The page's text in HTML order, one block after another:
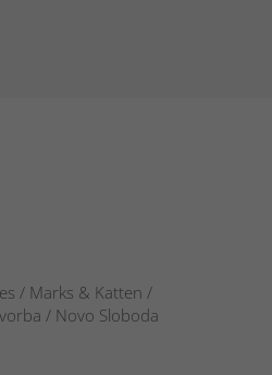
/ Marks & Katten /
/ Novo Sloboda